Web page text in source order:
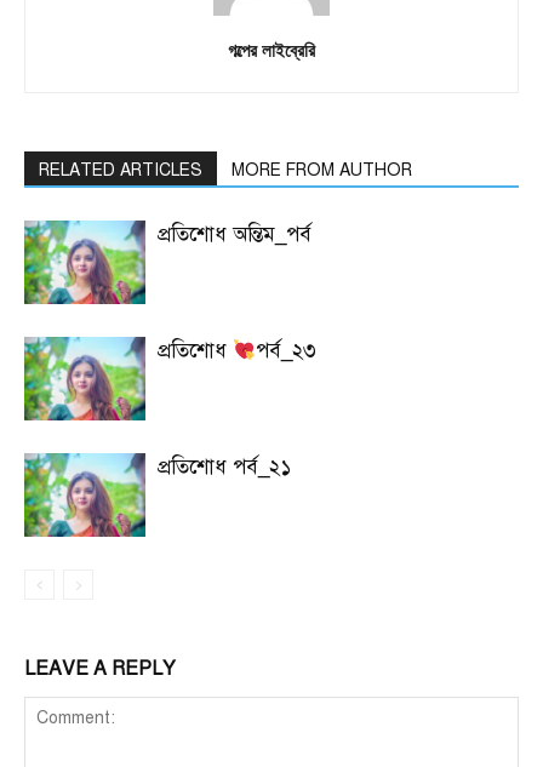
গল্পের লাইব্রেরি
RELATED ARTICLES MORE FROM AUTHOR
প্রতিশোধ অন্তিম_পর্ব
প্রতিশোধ পর্ব_২৩
প্রতিশোধ পর্ব_২১
LEAVE A REPLY